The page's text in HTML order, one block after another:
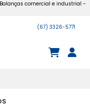
comercial e industrial -
(67) 3326-5771